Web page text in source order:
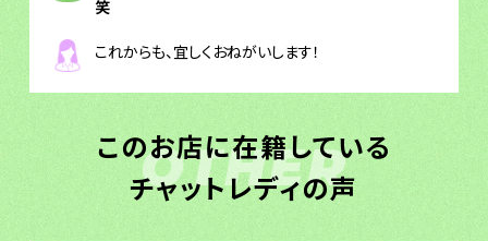
笑
これからも、宜しくおねがいします！
このお店に在籍している
チャットレディの声
OTHER